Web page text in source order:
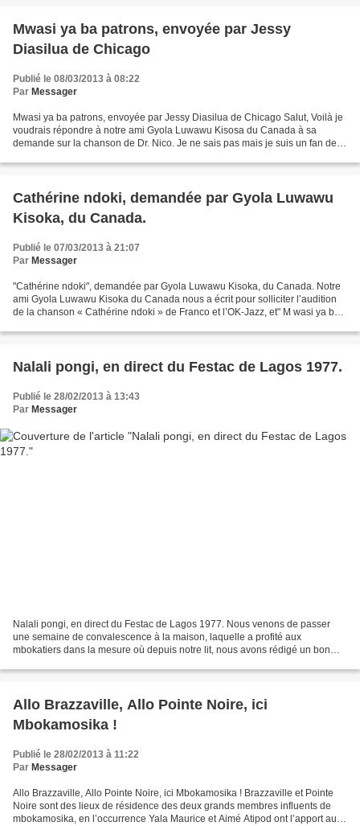
Mwasi ya ba patrons, envoyée par Jessy
Diasilua de Chicago
Publié le 08/03/2013 à 08:22
Par Messager
Mwasi ya ba patrons, envoyée par Jessy Diasilua de Chicago Salut, Voilà je
voudrais répondre à notre ami Gyola Luwawu Kisosa du Canada à sa
demande sur la chanson de Dr. Nico. Je ne sais pas mais je suis un fan de la
Cathérine ndoki, demandée par Gyola Luwawu
Kisoka, du Canada.
Publié le 07/03/2013 à 21:07
Par Messager
"Cathérine ndoki", demandée par Gyola Luwawu Kisoka, du Canada. Notre
ami Gyola Luwawu Kisoka du Canada nous a écrit pour solliciter l’audition
de la chanson « Cathérine ndoki » de Franco et l’OK-Jazz, et" M wasi ya ba
Nalali pongi, en direct du Festac de Lagos 1977.
Publié le 28/02/2013 à 13:43
Par Messager
Nalali pongi, en direct du Festac de Lagos 1977. Nous venons de passer
une semaine de convalescence à la maison, laquelle a profité aux
mbokatiers dans la mesure où depuis notre lit, nous avons rédigé un bon
Allo Brazzaville, Allo Pointe Noire, ici
Mbokamosika !
Publié le 28/02/2013 à 11:22
Par Messager
Allo Brazzaville, Allo Pointe Noire, ici Mbokamosika ! Brazzaville et Pointe
Noire sont des lieux de résidence des deux grands membres influents de
mbokamosika, en l’occurrence Yala Maurice et Aimé Atipod ont l’apport au